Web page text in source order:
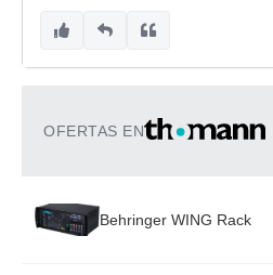
OFERTAS EN
Behringer WING Rack